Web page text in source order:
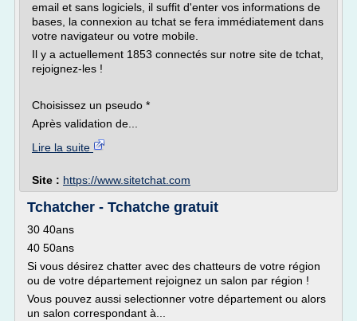
email et sans logiciels, il suffit d'enter vos informations de
bases, la connexion au tchat se fera immédiatement dans
votre navigateur ou votre mobile.
Il y a actuellement 1853 connectés sur notre site de tchat,
rejoignez-les !
Choisissez un pseudo *
Après validation de...
Lire la suite
Site : https://www.sitetchat.com
Tchatcher - Tchatche gratuit
30 40ans
40 50ans
Si vous désirez chatter avec des chatteurs de votre région
ou de votre département rejoignez un salon par région !
Vous pouvez aussi selectionner votre département ou alors
un salon correspondant à...